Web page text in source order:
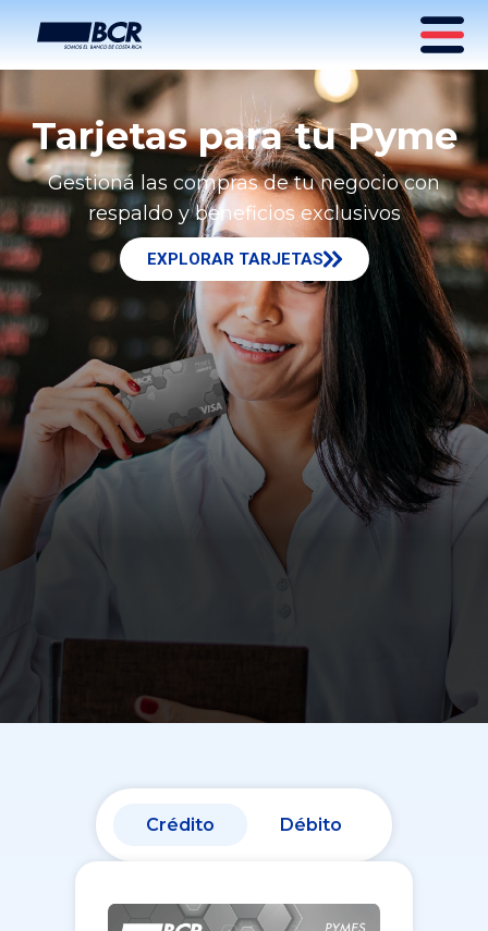
Tarjetas para tu Pyme
Gestioná las compras de tu negocio con
respaldo y beneficios exclusivos
EXPLORAR TARJETAS
Crédito Débito